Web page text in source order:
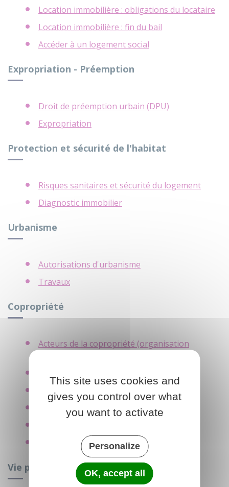
Location immobilière : obligations du locataire
Location immobilière : fin du bail
Accéder à un logement social
Expropriation - Préemption
Droit de préemption urbain (DPU)
Expropriation
Protection et sécurité de l'habitat
Risques sanitaires et sécurité du logement
Diagnostic immobilier
Urbanisme
Autorisations d'urbanisme
Travaux
Copropriété
Acteurs de la copropriété (organisation
Budget et charges de copropriété
Assemblée générale des copropriétaires
Droits des copropriétaires
Vie pratique dans un logement
This site uses cookies and
gives you control over what
you want to activate
Personalize
OK, accept all